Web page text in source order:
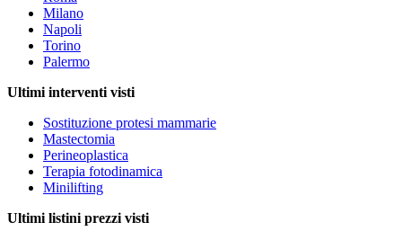
Milano
Napoli
Torino
Palermo
Ultimi interventi visti
Sostituzione protesi mammarie
Mastectomia
Perineoplastica
Terapia fotodinamica
Minilifting
Ultimi listini prezzi visti